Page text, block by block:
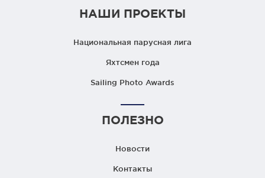
НАШИ ПРОЕКТЫ
Национальная парусная лига
Яхтсмен года
Sailing Photo Awards
ПОЛЕЗНО
Новости
Контакты